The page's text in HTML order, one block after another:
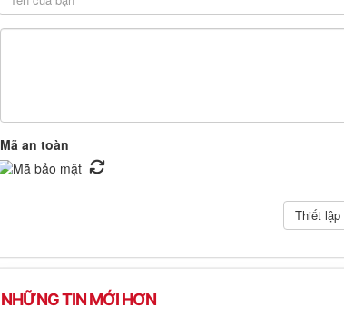
Mã an toàn
NHỮNG TIN MỚI HƠN